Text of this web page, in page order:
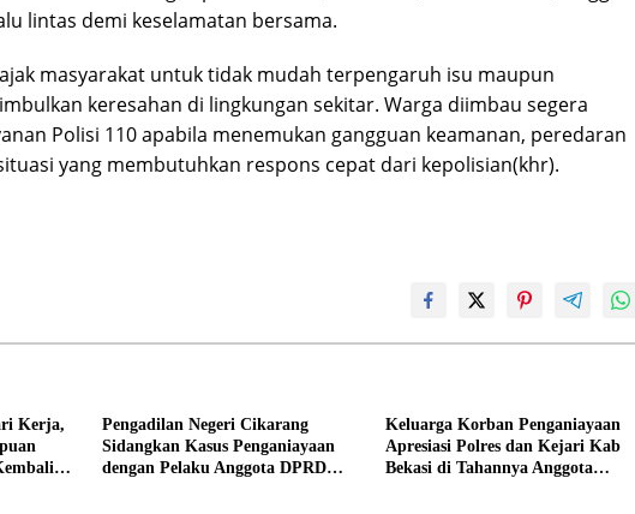
lintas demi keselamatan bersama.
masyarakat untuk tidak mudah terpengaruh isu maupun
keresahan di lingkungan sekitar. Warga diimbau segera
Polisi 110 apabila menemukan gangguan keamanan, peredaran
yang membutuhkan respons cepat dari kepolisian(khr).
Kerja,
Pengadilan Negeri Cikarang
Sidangkan Kasus Penganiayaan
dengan Pelaku Anggota DPRD
Keluarga Korban Penganiayaan
Apresiasi Polres dan Kejari Kab
Bekasi di Tahannya Anggota